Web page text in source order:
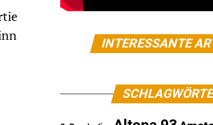
INTERESSANTE